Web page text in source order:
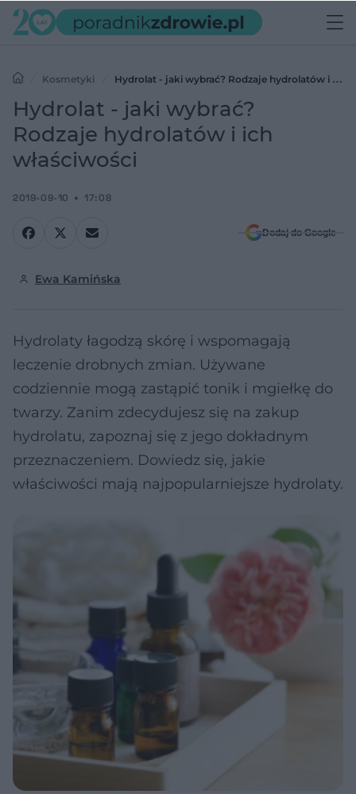
Kosmetyki
Hydrolat - jaki wybrać? Rodzaje hydrolatów i ich
właściwości
Hydrolat - jaki wybrać?
Rodzaje hydrolatów i ich
właściwości
2019-09-10 17:08
Dodaj do Google
Ewa Kamińska
Hydrolaty łagodzą skórę i wspomagają
leczenie drobnych zmian. Używane
codziennie mogą zastąpić tonik i mgiełkę do
twarzy. Zanim zdecydujesz się na zakup
hydrolatu, zapoznaj się z jego dokładnym
przeznaczeniem. Dowiedz się, jakie
właściwości mają najpopularniejsze hydrolaty.